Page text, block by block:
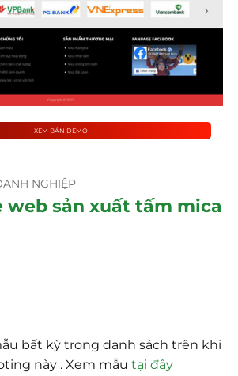
XEM BẢN DEMO
NGHIỆP
web sản xuất tấm mica
bất kỳ trong danh sách trên khi
này . Xem mẫutại đây